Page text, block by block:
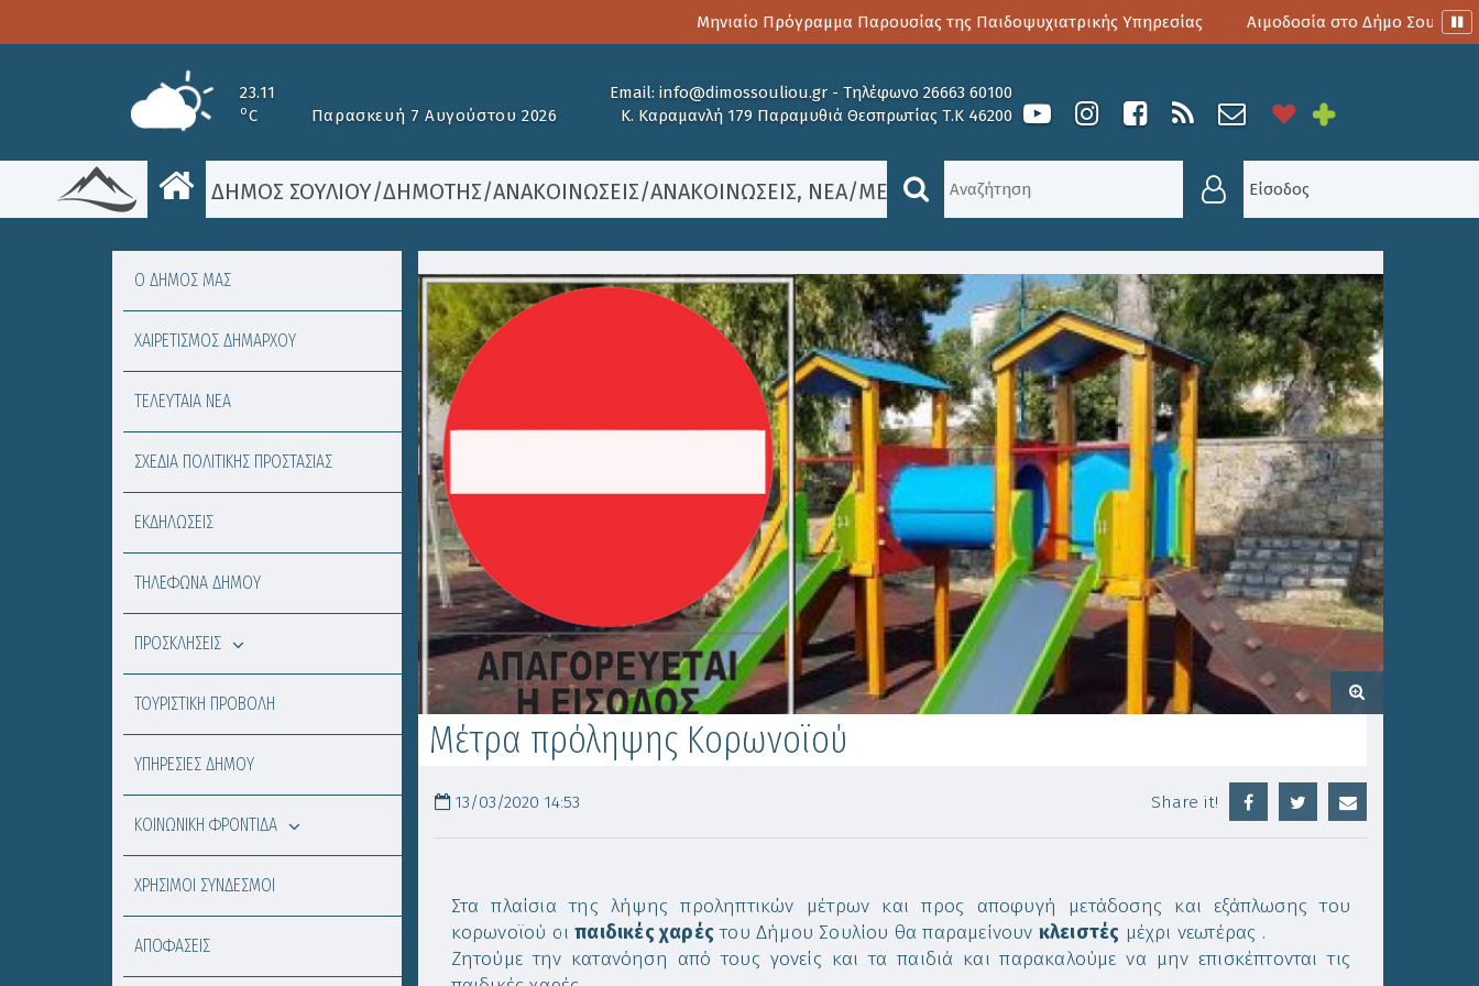
Μηνιαίο Πρόγραμμα Παρουσίας της Παιδοψυχιατρικής Υπηρεσίας Αιμοδοσία στο Δήμο Σουλίου
23.11
oC Παρασκευή 7 Αυγούστου 2026
Email: info@dimossouliou.gr - Τηλέφωνο 26663 60100
Κ. Καραμανλή 179 Παραμυθιά Θεσπρωτίας Τ.Κ 46200
ΔΗΜΟΣ ΣΟΥΛΙΟΥ/ΔΗΜΟΤΗΣ/ΑΝΑΚΟΙΝΏΣΕΙΣ/ΑΝΑΚΟΙΝΏΣΕΙΣ, ΝΈΑ/ΜΈΤΡΑ ΠΡΌΛΗΨΗΣ ΚΟΡΩΝΟΪΟΎ Είσοδος
Μέτρα πρόληψης Κορωνοϊού
13/03/2020 14:53 Share it!
Στα πλαίσια της λήψης προληπτικών μέτρων και προς αποφυγή μετάδοσης και εξάπλωσης του
κορωνοϊού οιπαιδικές χαρέςτου Δήμου Σουλίου θα παραμείνουν κλειστές μέχρι νεωτέρας .
Ζητούμε την κατανόηση από τους γονείς και τα παιδιά και παρακαλούμε να μην επισκέπτονται τις
Ο ΔΗΜΟΣ ΜΑΣ
ΧΑΙΡΕΤΙΣΜΟΣ ΔΗΜΑΡΧΟΥ
ΤΕΛΕΥΤΑΙΑ ΝΕΑ
ΣΧΕΔΙΑ ΠΟΛΙΤΙΚΗΣ ΠΡΟΣΤΑΣΙΑΣ
ΕΚΔΗΛΩΣΕΙΣ
ΤΗΛΕΦΩΝΑ ΔΗΜΟΥ
ΠΡΟΣΚΛΗΣΕΙΣ
ΤΟΥΡΙΣΤΙΚΗ ΠΡΟΒΟΛΗ
ΥΠΗΡΕΣΙΕΣ ΔΗΜΟΥ
ΚΟΙΝΩΝΙΚΗ ΦΡΟΝΤΙΔΑ
ΧΡΗΣΙΜΟΙ ΣΥΝΔΕΣΜΟΙ
ΑΠΟΦΑΣΕΙΣ